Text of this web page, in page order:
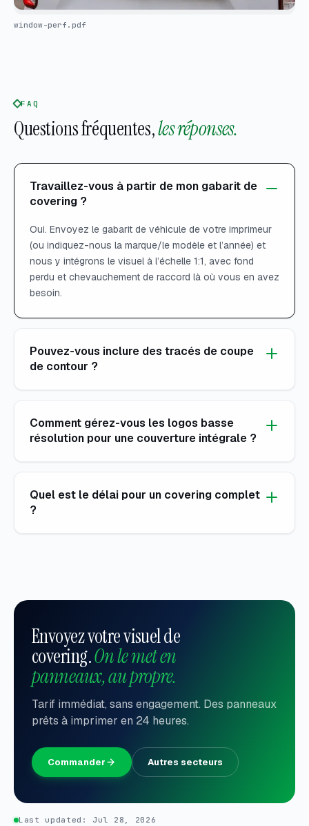
window-perf.pdf
FAQ
Questions fréquentes,les réponses.
Travaillez-vous à partir de mon gabarit de
covering ?
Oui. Envoyez le gabarit de véhicule de votre imprimeur
(ou indiquez-nous la marque/le modèle et l’année) et
nous y intégrons le visuel à l’échelle 1:1, avec fond
perdu et chevauchement de raccord là où vous en avez
besoin.
Pouvez-vous inclure des tracés de coupe
de contour ?
Comment gérez-vous les logos basse
résolution pour une couverture intégrale ?
Quel est le délai pour un covering complet
?
Envoyez votre visuel de
covering.On le met en
panneaux, au propre.
Tarif immédiat, sans engagement. Des panneaux
prêts à imprimer en 24 heures.
Commander Autres secteurs
Last updated: Jul 28, 2026